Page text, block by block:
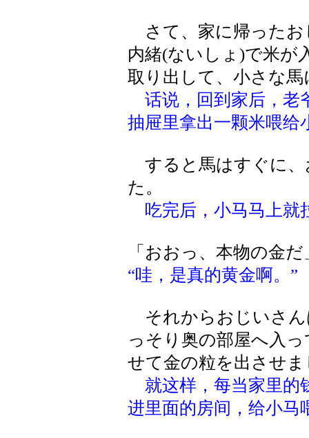
さて、家に帰ったお
内緒(ないしょ)で米が
取り出して、小さな
话说，回到家后，老
抽屉里拿出一颗米喂给
すると馬はすぐに、
た。
吃完后，小马马上就
「おおっ、本物の金だ
“哇，是真的黄金啊。”
それからおじいさん
っそり奥の部屋へ入
せて金の粒を出させ
就这样，每当家里的
进里面的房间，给小马